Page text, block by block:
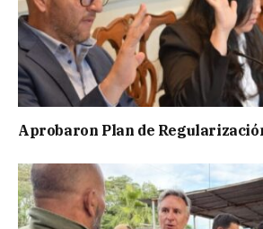
Aprobaron Plan de